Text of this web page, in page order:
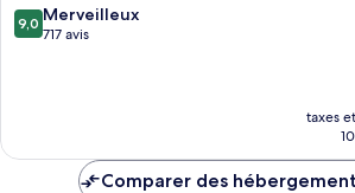
9.0
sur
9,0 Merveilleux
717 avis
taxes
Comparer des